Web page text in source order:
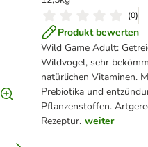
(0)
Produkt bewerten
Wild Game Adult:
Wildvogel, sehr
natürlichen Vitaminen.
Prebiotika und
Pflanzenstoffen.
Rezeptur. weiter